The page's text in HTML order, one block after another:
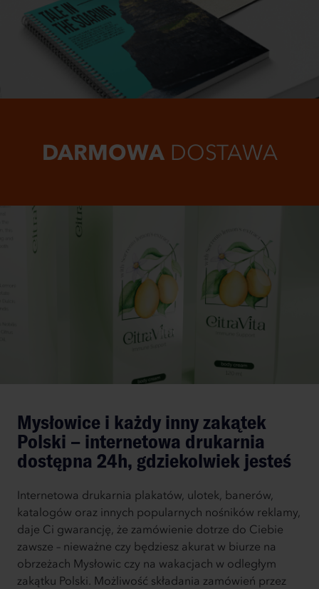
DARMOWA DOSTAWA
Mysłowice i każdy inny zakątek
Polski – internetowa drukarnia
dostępna 24h, gdziekolwiek jesteś
Internetowa drukarnia plakatów, ulotek, banerów,
katalogów oraz innych popularnych nośników reklamy,
daje Ci gwarancję, że zamówienie dotrze do Ciebie
zawsze – nieważne czy będziesz akurat w biurze na
obrzeżach Mysłowic czy na wakacjach w odległym
zakątku Polski. Możliwość składania zamówień przez